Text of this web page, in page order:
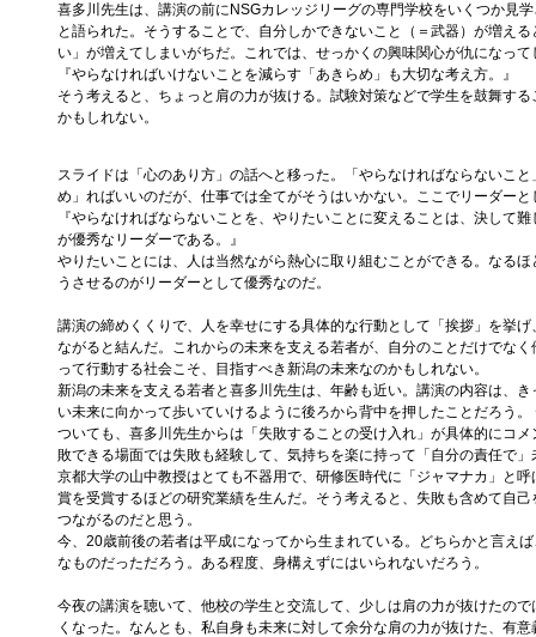
喜多川先生は、講演の前にNSGカレッジリーグの専門学校をいくつか見
と語られた。そうすることで、自分しかできないこと（＝武器）が増え
い」が増えてしまいがちだ。これでは、せっかくの興味関心が仇になって
『やらなければいけないことを減らす「あきらめ」も大切な考え方。』
そう考えると、ちょっと肩の力が抜ける。試験対策などで学生を鼓舞す
かもしれない。
スライドは「心のあり方」の話へと移った。「やらなければならないこ
め」ればいいのだが、仕事では全てがそうはいかない。ここでリーダー
『やらなければならないことを、やりたいことに変えることは、決して
が優秀なリーダーである。』
やりたいことには、人は当然ながら熱心に取り組むことができる。なる
うさせるのがリーダーとして優秀なのだ。
講演の締めくくりで、人を幸せにする具体的な行動として「挨拶」を挙
ながると結んだ。これからの未来を支える若者が、自分のことだけでな
って行動する社会こそ、目指すべき新潟の未来なのかもしれない。
新潟の未来を支える若者と喜多川先生は、年齢も近い。講演の内容は、
い未来に向かって歩いていけるように後ろから背中を押したことだろう
ついても、喜多川先生からは「失敗することの受け入れ」が具体的にコ
敗できる場面では失敗も経験して、気持ちを楽に持って「自分の責任で
京都大学の山中教授はとても不器用で、研修医時代に「ジャマナカ」と
賞を受賞するほどの研究業績を生んだ。そう考えると、失敗も含めて自
つながるのだと思う。
今、20歳前後の若者は平成になってから生まれている。どちらかと言え
なものだっただろう。ある程度、身構えずにはいられないだろう。
今夜の講演を聴いて、他校の学生と交流して、少しは肩の力が抜けたの
くなった。なんとも、私自身も未来に対して余分な肩の力が抜けた、有